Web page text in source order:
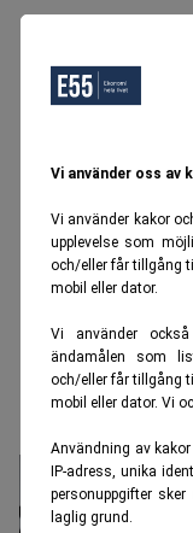
Vi använder oss av
Vi använder kakor
upplevelse som
och/eller får tillgång
mobil eller dator.
Vi använder
ändamålen som
och/eller får tillgång
mobil eller dator. Vi
Användning av
IP-adress, unika
personuppgifter
laglig grund.